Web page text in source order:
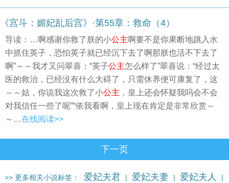
《宫斗：媚妃乱后宫》·第55章：救命（4）
导读：…啊感谢你救了朕的小公主啊要不是你果断地跳入水
中抓住英子，恐怕英子就已经沉下去了啊那朕也活不下去了
啊”～～我才又问翠喜：“英子公主怎么样了”翠喜说：“经过太
医的救治，已经没有什么大碍了，只需休养便可康复了，这
～～姑，你说我这次救了小公主 ，皇上还会怀疑我吗会不会
对我信任一些了呢”“依我看啊，皇上现在肯定是非常欣赏～
～…在线阅读>>
下一页
>> 更多相关小说标签： 爱妃夫君 | 爱妃夫妻 | 爱妃夫人 |